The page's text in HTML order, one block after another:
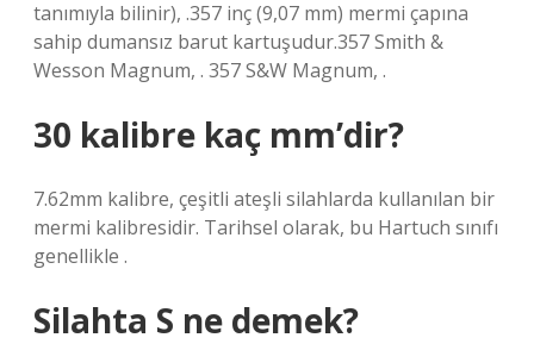
tanımıyla bilinir), .357 inç (9,07 mm) mermi çapına
sahip dumansız barut kartuşudur.357 Smith &
Wesson Magnum, . 357 S&W Magnum, .
30 kalibre kaç mm’dir?
7.62mm kalibre, çeşitli ateşli silahlarda kullanılan bir
mermi kalibresidir. Tarihsel olarak, bu Hartuch sınıfı
genellikle .
Silahta S ne demek?